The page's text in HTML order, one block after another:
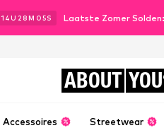
14U 28M 04S Laatste Zomer
ABOUT YOU
Accessoires Streetwear